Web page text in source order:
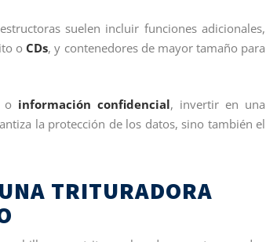
suelen incluir funciones adicionales,
o CDs, y contenedores de mayor tamaño para
o información confidencial, invertir en una
la protección de los datos, sino también el
TRITURADORA